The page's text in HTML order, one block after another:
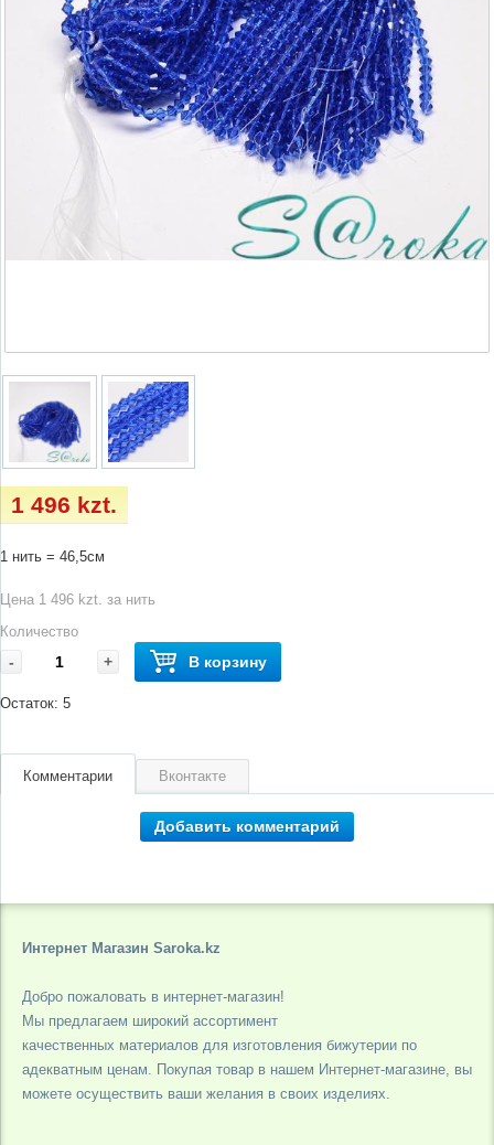
1 496 kzt.
1 нить = 46,5см
Цена 1 496 kzt. за нить
Количество
- + В корзину
Остаток: 5
Комментарии Вконтакте
Добавить комментарий
Интернет Магазин Saroka.kz
Добро пожаловать в интернет-магазин!
Мы предлагаем широкий ассортимент
качественных материалов для изготовления бижутерии по
адекватным ценам. Покупая товар в нашем Интернет-магазине, вы
можете осуществить ваши желания в своих изделиях.